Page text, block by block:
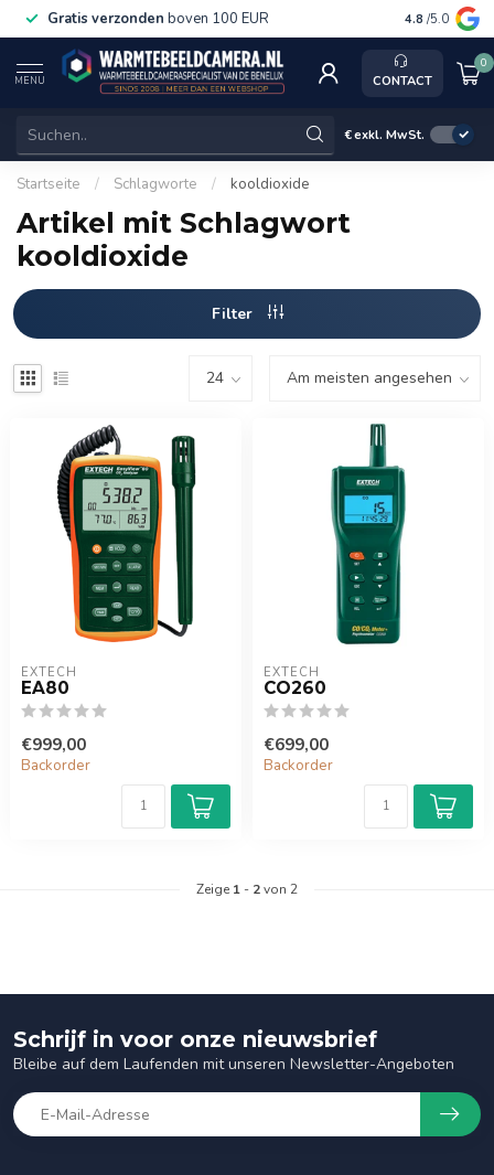
Gratis verzonden boven 100 EUR Service,
4.8 /5.0
MENU CONTACT
0
€exkl. MwSt.
Startseite / Schlagworte / kooldioxide
Artikel mit Schlagwort
kooldioxide
Filter
EXTECH
EA80
€999,00
Backorder
EXTECH
CO260
€699,00
Backorder
Zeige 1 - 2von 2
Schrijf in voor onze nieuwsbrief
Bleibe auf dem Laufenden mit unseren Newsletter-Angeboten